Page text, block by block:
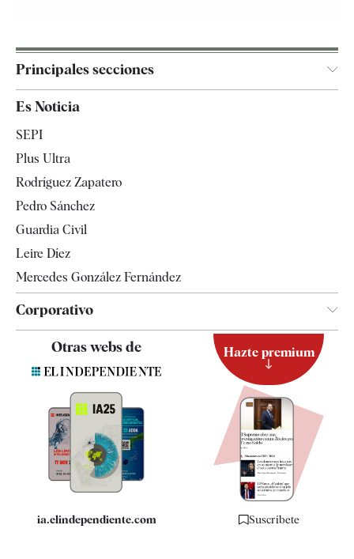
Principales secciones
España
Televisión
Es Noticia
SEPI
Plus Ultra
Rodríguez Zapatero
Pedro Sánchez
Guardia Civil
Leire Díez
Mercedes González Fernández
Corporativo
Contacto
Quiénes somos
Especificaciones
Otras webs de
ia.elindependiente.com
Hazte premium
Suscríbete